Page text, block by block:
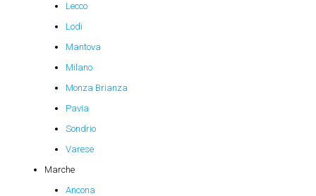
Lecco
Lodi
Mantova
Milano
Monza Brianza
Pavia
Sondrio
Varese
Marche
Ancona